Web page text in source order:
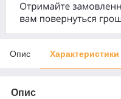
Опис Характеристики
Опис